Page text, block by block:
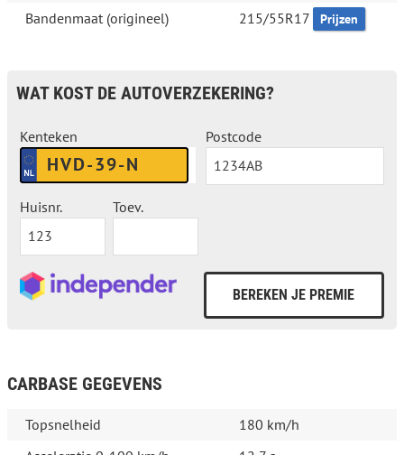
Bandenmaat (origineel)
215/55R17 Prijzen
WAT KOST DE AUTOVERZEKERING?
Kenteken Postcode
Huisnr. Toev.
CARBASE GEGEVENS
Topsnelheid
180 km/h